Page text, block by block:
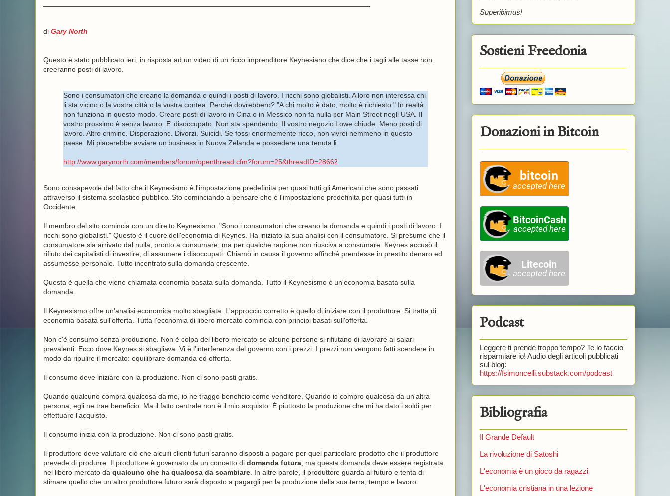
di Gary North
Questo è stato pubblicato ieri, in risposta ad un video di un ricco imprenditore Keynesiano che dice che i tagli alle tasse non
creeranno posti di lavoro.
Sono i consumatori che creano la domanda e quindi i posti di lavoro. I ricchi sono globalisti. A loro non interessa chi
li sta vicino o la vostra città o la vostra contea. Perché dovrebbero? "A chi molto è dato, molto è richiesto." In realtà
non funziona in questo modo. Creare posti di lavoro in Cina o in Messico non fa nulla per Main Street negli USA. Il
vostro prossimo è senza lavoro. E' disoccupato. Non sta spendendo. Il vostro negozio Lowe chiude. Meno posti di
lavoro. Altro crimine. Disperazione. Divorzi. Suicidi. Se fossi enormemente ricco, non vivrei nemmeno in questo
paese. Mi piacerebbe avviare un business in Nuova Zelanda e possedere una tenuta lì.
http://www.garynorth.com/members/forum/openthread.cfm?forum=25&threadID=28662
Sono consapevole del fatto che il Keynesismo è l'impostazione predefinita per quasi tutti gli Americani che sono passati
attraverso il sistema scolastico pubblico. Sto cominciando a pensare che è l'impostazione predefinita per quasi tutti in
Occidente.
Il membro del sito comincia con un diretto Keynesismo: "Sono i consumatori che creano la domanda e quindi i posti di lavoro. I
ricchi sono globalisti." Questo è il cuore dell'economia di Keynes. Ha iniziato la sua analisi con il consumatore. Si presume che il
consumatore sia arrivato dal nulla, pronto a consumare, ma per qualche ragione non riusciva a consumare. Keynes accusò il
rifiuto dei capitalisti di investire, di assumere i disoccupati. Chiamò in causa il governo affinché prendesse in prestito denaro ed
assumesse personale. Tutto incentrato sulla domanda crescente.
Questa è quella che viene chiamata economia basata sulla domanda. Tutto il Keynesismo è un'economia basata sulla
domanda.
Il Keynesismo offre un'analisi economica molto sbagliata. L'approccio corretto è quello di iniziare con il produttore. Si tratta di
economia basata sull'offerta. Tutta l'economia di libero mercato comincia con principi basati sull'offerta.
Non c'è consumo senza produzione. Non è colpa del libero mercato se alcune persone si rifiutano di lavorare ai salari
prevalenti. Ecco dove Keynes si sbagliava. Vi è l'interferenza del governo con i prezzi. I prezzi non vengono fatti scendere in
modo da ripulire il mercato: equilibrare domanda ed offerta.
Il consumo deve iniziare con la produzione. Non ci sono pasti gratis.
Quando qualcuno compra qualcosa da me, io ne traggo beneficio come venditore. Quando io compro qualcosa da un'altra
persona, egli ne trae beneficio. Ma il fatto centrale non è il mio acquisto. È piuttosto la produzione che mi ha dato i soldi per
effettuare l'acquisto.
Il consumo inizia con la produzione. Non ci sono pasti gratis.
Il produttore deve valutare ciò che alcuni clienti futuri saranno disposti a pagare per quel particolare prodotto che il produttore
prevede di produrre. Il produttore è governato da un concetto di domanda futura, ma questa domanda deve essere registrata
nel libero mercato da qualcuno che ha qualcosa da scambiare. In altre parole, il produttore guarda al futuro e tenta di
stimare quello che un altro produttore futuro sarà disposto a pagargli per la produzione della sua terra, tempo e lavoro.
Superibimus!
Sostieni Freedonia
Donazioni in Bitcoin
Podcast
Leggere ti prende troppo tempo? Te lo faccio
risparmiare io! Audio degli articoli pubblicati
sul blog:
https://fsimoncelli.substack.com/podcast
Bibliografia
Il Grande Default
La rivoluzione di Satoshi
L'economia è un gioco da ragazzi
L'economia cristiana in una lezione